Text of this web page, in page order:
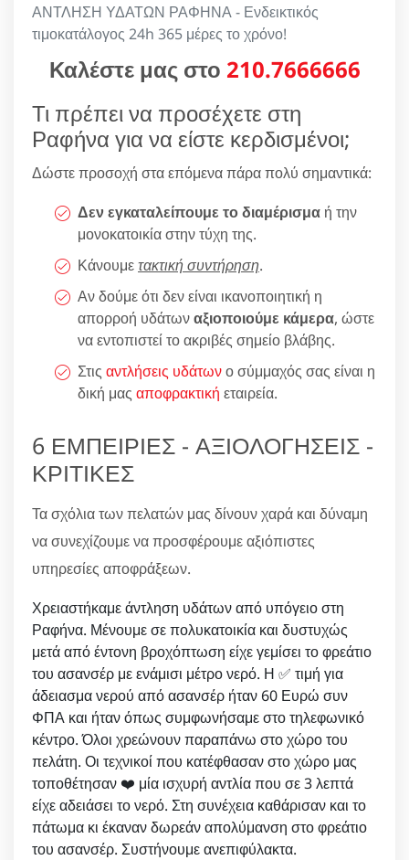
ΑΝΤΛΗΣΗ ΥΔΑΤΩΝ ΡΑΦΗΝΑ - Ενδεικτικός
τιμοκατάλογος 24h 365 μέρες το χρόνο!
Καλέστε μας στο 210.7666666
Τι πρέπει να προσέχετε στη
Ραφήνα για να είστε κερδισμένοι;
Δώστε προσοχή στα επόμενα πάρα πολύ σημαντικά:
Δεν εγκαταλείπουμε το διαμέρισμα ή την
μονοκατοικία στην τύχη της.
Κάνουμετακτική συντήρηση.
Αν δούμε ότι δεν είναι ικανοποιητική η
απορροή υδάτωναξιοποιούμε κάμερα, ώστε
να εντοπιστεί το ακριβές σημείο βλάβης.
Στις αντλήσεις υδάτωνο σύμμαχός σας είναι η
δική μας αποφρακτική εταιρεία.
6 ΕΜΠΕΙΡΙΕΣ - ΑΞΙΟΛΟΓΗΣΕΙΣ -
ΚΡΙΤΙΚΕΣ
Τα σχόλια των πελατών μας δίνουν χαρά και δύναμη
να συνεχίζουμε να προσφέρουμε αξιόπιστες
υπηρεσίες αποφράξεων.
Χρειαστήκαμε άντληση υδάτων από υπόγειο στη
Ραφήνα. Μένουμε σε πολυκατοικία και δυστυχώς
μετά από έντονη βροχόπτωση είχε γεμίσει το φρεάτιο
του ασανσέρ με ενάμισι μέτρο νερό. Η ✅ τιμή για
άδειασμα νερού από ασανσέρ ήταν 60 Ευρώ συν
ΦΠΑ και ήταν όπως συμφωνήσαμε στο τηλεφωνικό
κέντρο. Όλοι χρεώνουν παραπάνω στο χώρο του
πελάτη. Οι τεχνικοί που κατέφθασαν στο χώρο μας
τοποθέτησαν ❤️ μία ισχυρή αντλία που σε 3 λεπτά
είχε αδειάσει το νερό. Στη συνέχεια καθάρισαν και το
πάτωμα κι έκαναν δωρεάν απολύμανση στο φρεάτιο
του ασανσέρ. Συστήνουμε ανεπιφύλακτα.